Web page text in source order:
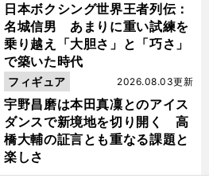
日本ボクシング世界王者列伝：
名城信男 あまりに重い試練を
乗り越え「大胆さ」と「巧さ」
で築いた時代
宇野昌磨は本田真凜とのアイス
ダンスで新境地を切り開く 高
橋大輔の証言とも重なる課題と
楽しさ
2026.08.03更新
フィギュア